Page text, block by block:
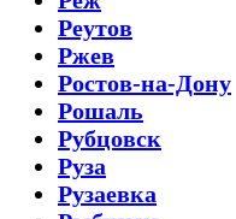
Реутов
Ржев
Ростов-на-Дону
Рошаль
Рубцовск
Руза
Рузаевка